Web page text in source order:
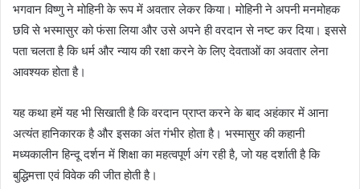
भगवान विष्णु ने मोहिनी के रूप में अवतार लेकर किया। मोहिनी ने अपनी मनमोहक
छवि से भस्मासुर को फंसा लिया और उसे अपने ही वरदान से नष्ट कर दिया। इससे
पता चलता है कि धर्म और न्याय की रक्षा करने के लिए देवताओं का अवतार लेना
आवश्यक होता है।
यह कथा हमें यह भी सिखाती है कि वरदान प्राप्त करने के बाद अहंकार में आना
अत्यंत हानिकारक है और इसका अंत गंभीर होता है। भस्मासुर की कहानी
मध्यकालीन हिन्दू दर्शन में शिक्षा का महत्वपूर्ण अंग रही है, जो यह दर्शाती है कि
बुद्धिमत्ता एवं विवेक की जीत होती है।